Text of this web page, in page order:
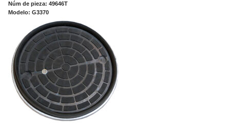
Núm de pieza: 49646T
Modelo: G3370